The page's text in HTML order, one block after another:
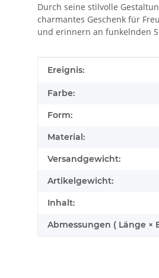
Durch seine stilvolle
charmantes Geschenk für
und erinnern an funkelnden
Produkteigenschaft
Wert
Ereignis:
Farbe:
Form:
Material:
Versandgewicht:
Artikelgewicht:
Inhalt:
Abmessungen ( Länge ×